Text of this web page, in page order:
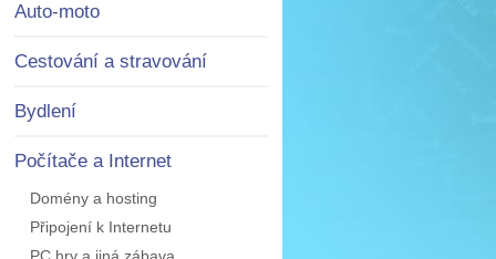
Auto-moto
Cestování a stravování
Bydlení
Počítače a Internet
Domény a hosting
Připojení k Internetu
PC hry a jiná zábava